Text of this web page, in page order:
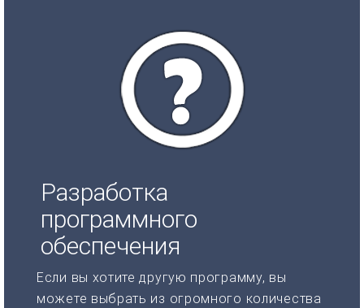
Разработка
программного
обеспечения
Если вы хотите другую программу, вы
можете выбрать из огромного количества